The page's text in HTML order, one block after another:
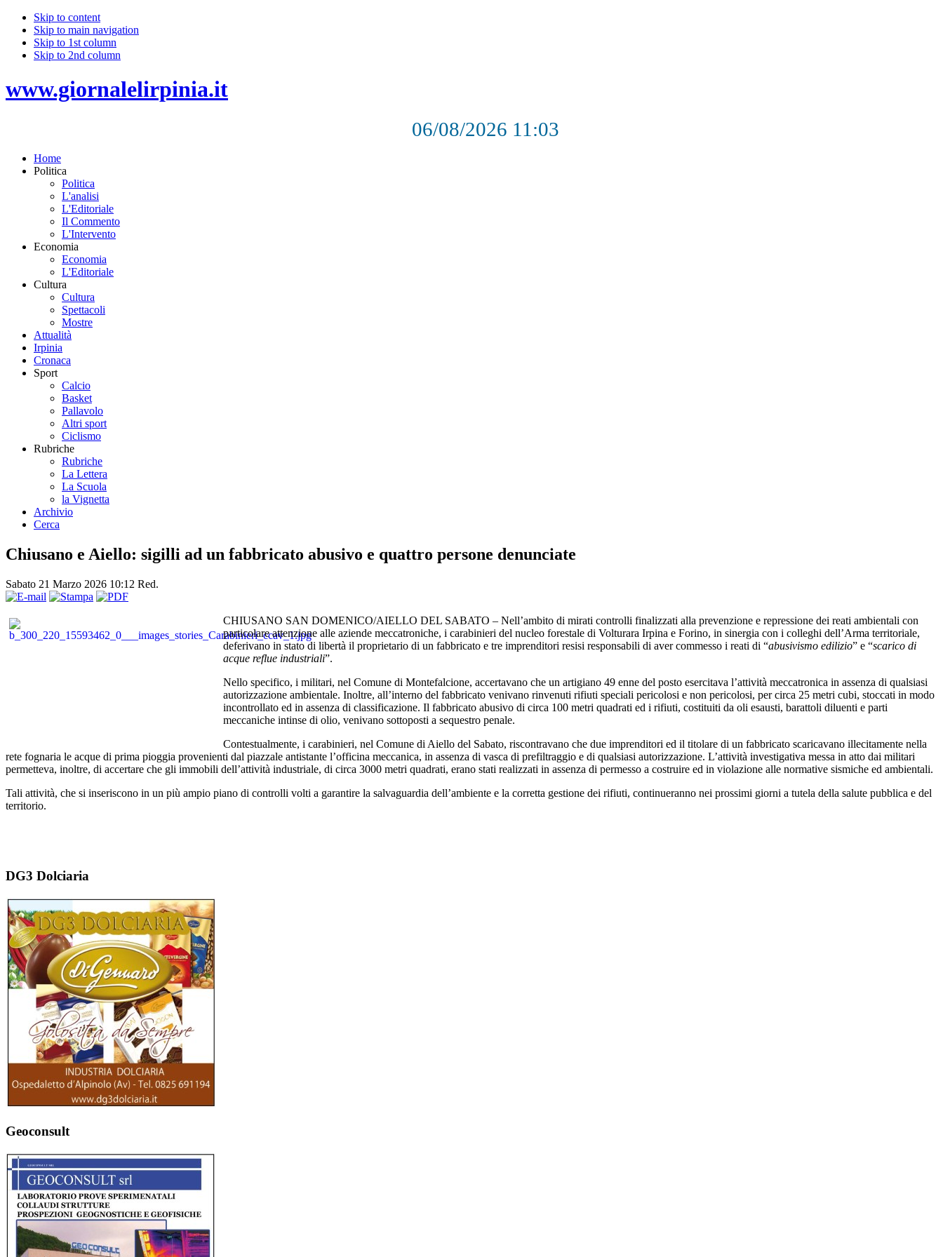
Skip to content
Skip to main navigation
Skip to 1st column
Skip to 2nd column
www.giornalelirpinia.it
06/08/2026 11:03
Home
Politica
Politica
L'analisi
L'Editoriale
Il Commento
L'Intervento
Economia
Economia
L'Editoriale
Cultura
Cultura
Spettacoli
Mostre
Attualità
Irpinia
Cronaca
Sport
Calcio
Basket
Pallavolo
Altri sport
Ciclismo
Rubriche
Rubriche
La Lettera
La Scuola
la Vignetta
Archivio
Cerca
Chiusano e Aiello: sigilli ad un fabbricato abusivo e quattro persone denunciate
Sabato 21 Marzo 2026 10:12 Red.
CHIUSANO SAN DOMENICO/AIELLO DEL SABATO – Nell’ambito di mirati controlli finalizzati alla prevenzione e repressione dei reati ambientali con
particolare attenzione alle aziende meccatroniche, i carabinieri del nucleo forestale di Volturara Irpina e Forino, in sinergia con i colleghi dell’Arma territoriale,
deferivano in stato di libertà il proprietario di un fabbricato e tre imprenditori resisi responsabili di aver commesso i reati di “abusivismo edilizio” e “scarico di
acque reflue industriali”.
Nello specifico, i militari, nel Comune di Montefalcione, accertavano che un artigiano 49 enne del posto esercitava l’attività meccatronica in assenza di qualsiasi
autorizzazione ambientale. Inoltre, all’interno del fabbricato venivano rinvenuti rifiuti speciali pericolosi e non pericolosi, per circa 25 metri cubi, stoccati in modo
incontrollato ed in assenza di classificazione. Il fabbricato abusivo di circa 100 metri quadrati ed i rifiuti, costituiti da oli esausti, barattoli diluenti e parti
meccaniche intinse di olio, venivano sottoposti a sequestro penale.
Contestualmente, i carabinieri, nel Comune di Aiello del Sabato, riscontravano che due imprenditori ed il titolare di un fabbricato scaricavano illecitamente nella
rete fognaria le acque di prima pioggia provenienti dal piazzale antistante l’officina meccanica, in assenza di vasca di prefiltraggio e di qualsiasi autorizzazione. L’attività investigativa messa in atto dai militari
permetteva, inoltre, di accertare che gli immobili dell’attività industriale, di circa 3000 metri quadrati, erano stati realizzati in assenza di permesso a costruire ed in violazione alle normative sismiche ed ambientali.
Tali attività, che si inseriscono in un più ampio piano di controlli volti a garantire la salvaguardia dell’ambiente e la corretta gestione dei rifiuti, continueranno nei prossimi giorni a tutela della salute pubblica e del
territorio.
DG3 Dolciaria
Geoconsult